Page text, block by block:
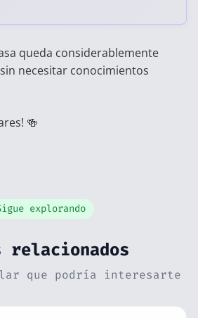
queda considerablemente
necesitar conocimientos
🍻
explorando
relacionados
que podría interesarte